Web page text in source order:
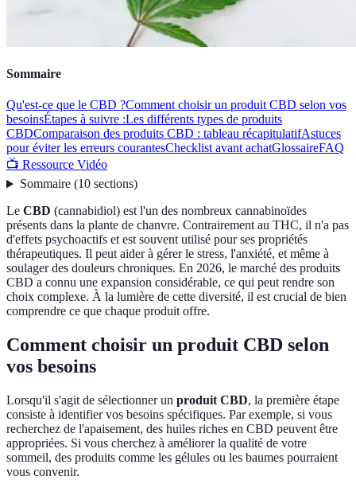
Sommaire
Qu'est-ce que le CBD ?Comment choisir un produit CBD selon vos
besoinsÉtapes à suivre :Les différents types de produits
CBDComparaison des produits CBD : tableau récapitulatifAstuces
pour éviter les erreurs courantesChecklist avant achatGlossaireFAQ
📺 Ressource Vidéo
Sommaire(10 sections)
Le CBD (cannabidiol) est l'un des nombreux cannabinoïdes
présents dans la plante de chanvre. Contrairement au THC, il n'a pas
d'effets psychoactifs et est souvent utilisé pour ses propriétés
thérapeutiques. Il peut aider à gérer le stress, l'anxiété, et même à
soulager des douleurs chroniques. En 2026, le marché des produits
CBD a connu une expansion considérable, ce qui peut rendre son
choix complexe. À la lumière de cette diversité, il est crucial de bien
comprendre ce que chaque produit offre.
Comment choisir un produit CBD selon
vos besoins
Lorsqu'il s'agit de sélectionner un produit CBD, la première étape
consiste à identifier vos besoins spécifiques. Par exemple, si vous
recherchez de l'apaisement, des huiles riches en CBD peuvent être
appropriées. Si vous cherchez à améliorer la qualité de votre
sommeil, des produits comme les gélules ou les baumes pourraient
vous convenir.